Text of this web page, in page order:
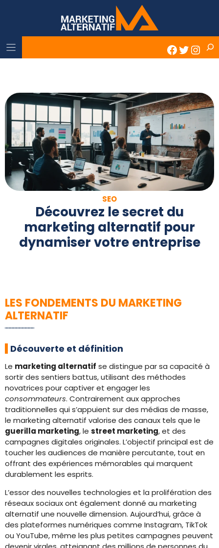
Twitter
SEO
Découvrez le secret du
marketing alternatif pour
dynamiser votre entreprise
LES FONDEMENTS DU MARKETING
ALTERNATIF
Découverte et définition
Le marketing alternatif se distingue par sa capacité à
sortir des sentiers battus, utilisant des méthodes
novatrices pour captiver et engager les
consommateurs. Contrairement aux approches
traditionnelles qui s’appuient sur des médias de masse,
le marketing alternatif valorise des canaux tels que le
guerilla marketing, le street marketing, et des
campagnes digitales originales. L’objectif principal est de
toucher les audiences de manière percutante, tout en
offrant des expériences mémorables qui marquent
durablement les esprits.
L’essor des nouvelles technologies et la prolifération des
réseaux sociaux ont également donné au marketing
alternatif une nouvelle dimension. Aujourd’hui, grâce à
des plateformes numériques comme Instagram, TikTok
ou YouTube, même les plus petites campagnes peuvent